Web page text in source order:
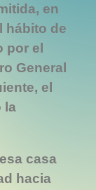
en
hábito de
por el
General
el
la
casa
hacia